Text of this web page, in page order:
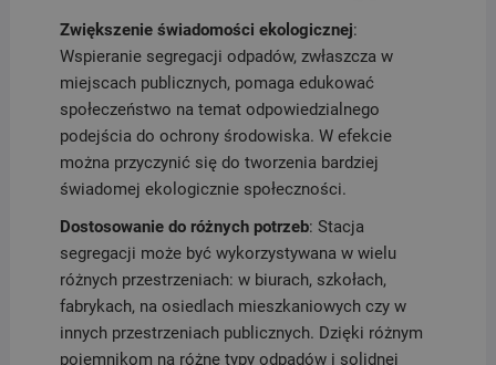
Zwiększenie świadomości ekologicznej:
Wspieranie segregacji odpadów, zwłaszcza w
miejscach publicznych, pomaga edukować
społeczeństwo na temat odpowiedzialnego
podejścia do ochrony środowiska. W efekcie
można przyczynić się do tworzenia bardziej
świadomej ekologicznie społeczności.
Dostosowanie do różnych potrzeb: Stacja
segregacji może być wykorzystywana w wielu
różnych przestrzeniach: w biurach, szkołach,
fabrykach, na osiedlach mieszkaniowych czy w
innych przestrzeniach publicznych. Dzięki różnym
pojemnikom na różne typy odpadów i solidnej